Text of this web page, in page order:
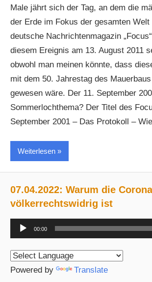
Male jährt sich der Tag, an dem die
der Erde im Fokus der gesamten Welt
deutsche Nachrichtenmagazin
diesem Ereignis am 13. August 2011
obwohl man meinen könnte, dass
mit dem 50. Jahrestag des
gewesen wäre. Der 11. September
Sommerlochthema? Der Titel des
September 2001 – Das Protokoll –
Weiterlesen
07.04.2022: Warum die
völkerrechtswidrig ist
Audio-
Player
00:00
Powered by Translate